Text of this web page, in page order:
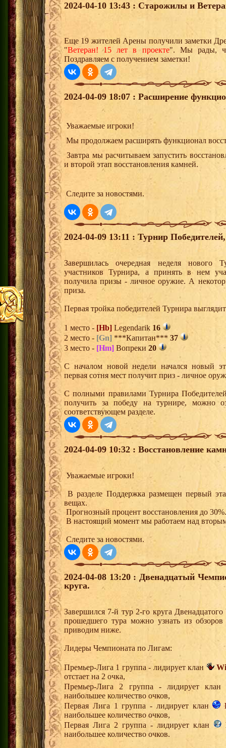
2024-04-10 13:43 : Старожилы и
Еще 19 жителей Арены получили заметки
"Ветеран! 15 лет в проекте". Мы рады,
Поздравляем с получением заметки!
2024-04-09 18:07 : Расширение
Уважаемые игроки!
Мы продолжаем расширять функционал
Завтра мы расчитываем запустить
и второй этап восстановления камней.
Следите за новостями.
2024-04-09 13:11 : Турнир
Завершилась очередная неделя нового
участников Турнира, а принять в нем
получила призы - личное оружие. А
приза.
Первая тройка победителей Турнира
1 место - [Hb] Legendarik 16
2 место - [Gn] ***Капитан*** 37
3 место - [Hm] Вопреки 20
С началом новой недели начался новый
первая сотня мест получит приз - личное
С полными правилами Турнира
получить за победу на турнире, можно
соответствующем разделе.
2024-04-09 10:32 : Восстановление
Уважаемые игроки!
В разделе Поддержка размещен первый
вещах.
Прогнозный процент восстановления до 30%.
В настоящий момент мы работаем над
Следите за новостями.
2024-04-08 13:20 : Двенадцатый
круга.
Завершился 7-й тур 2-го круга
прошедшего тура можно узнать из
приводим ниже.
Лидеры Чемпионата по Лигам:
Премьер-Лига 1 группа - лидирует клан
отстает на 2 очка,
Премьер-Лига 2 группа - лидирует
наибольшее количество очков,
Первая Лига 1 группа - лидирует клан
наибольшее количество очков,
Первая Лига 2 группа - лидирует клан
наибольшее количество очков.